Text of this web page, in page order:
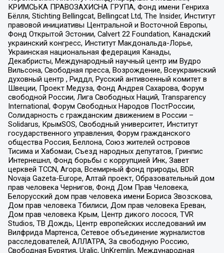
КРИМСЬКА ПРАВОЗАХИСНА ГРУПА, Фонд имени Генриха
Бёлля, Stichting Bellingcat, Bellingcat Ltd, The Insider, Институт
правовой инициативы Центральной и Восточной Европы,
Фонд Открытой Эстонии, Calvert 22 Foundation, Канадский
украинский конгресс, Институт Макдональда-Лорье,
Украинская национальная федерация Канады,
Декабристы, Международный научный центр им Вудро
Вильсона, Свободная пресса, Возрождение, Всеукраинский
духовный центр , Риддл, Русский антивоенный комитет в
Швеции, Проект Медуза, Фонд Андрея Сахарова, Форум
свободной России, Лига Свободных Наций, Transparеncy
International, Форум Свободных Народов ПостРоссии,
Солидарность с гражданским движением в России –
Solidarus, КрымSOS, Свободный университет, Институт
государственного управления, Форум гражданского
общества Россия, Беллона, Союз жителей островов
Тисима и Хабомаи, Съезд народных депутатов, Гринпис
Интернешнл, Фонд борьбы с коррупцией Инк, Завет
церквей TCCN, Агора, Всемирный фонд природы, BDR
Novaja Gazeta-Europe, Алтай проект, Образовательный дом
прав человека Чернигов, Фонд Дом Прав Человека,
Белорусский дом прав человека имени Бориса Звозскова,
Дом прав человека Тбилиси, Дом прав человека Ереван,
Дом прав человека Крым, Центр дикого лосося, TVR
Studios, ТВ Дождь, Центр европейских исследований им
Вилфрида Мартенса, Сетевое объединение журналистов
расследователей, АЛЛАТРА, За свободную Россию,
Свободная Бурятия, Uralic, UnKremlin, Международная